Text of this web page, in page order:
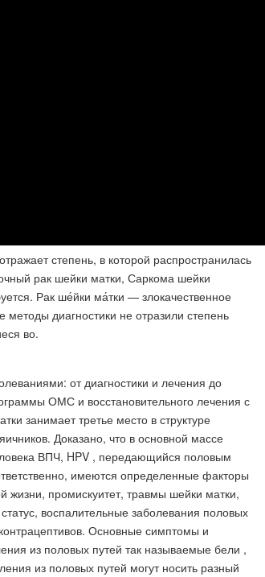
степень, в которой распространилась
рак шейки матки, Саркома шейки
Рак ше́йки ма́тки — злокачественное
диагностики не отразили степень
во.
от диагностики и лечения до
ОМС и восстановительного лечения с
занимает третье место в структуре
Доказано, что в основной массе
ВПЧ, HPV , передающийся половым
имеются определенные факторы
жизни, промискуитет, травмы шейки матки,
воспалительные заболевания половых
Основные симптомы и
из половых путей так называемые бели ,
из половых путей могут носить разный